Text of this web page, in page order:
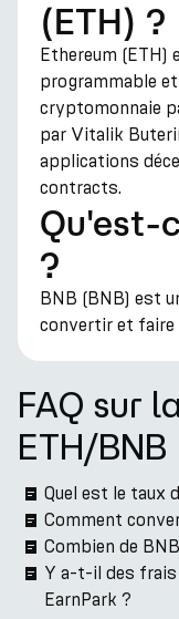
(ETH) ?
Ethereum (ETH)
programmable
cryptomonnaie
par Vitalik
applications
contracts.
Qu'est-
?
BNB (BNB) est
convertir et faire
FAQ sur
ETH/BNB
Quel est le taux
Comment
Combien de
Y a-t-il des frais
EarnPark ?